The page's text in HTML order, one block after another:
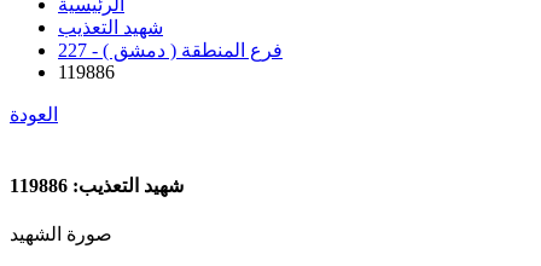
الرئيسية
شهيد التعذيب
227 - فرع المنطقة ( دمشق )
119886
العودة
شهيد التعذيب: 119886
صورة الشهيد